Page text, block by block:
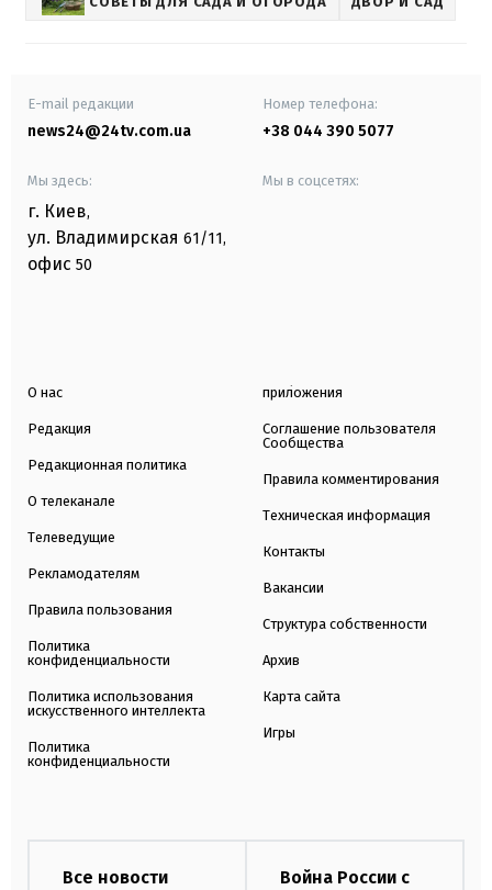
E-mail редакции
news24@24tv.com.ua
Номер телефона:
+38 044 390 5077
Мы здесь:
г. Киев,
ул. Владимирская 61/11,
офис 50
Мы в соцсетях:
О нас
Редакция
Редакционная политика
О телеканале
Телеведущие
Рекламодателям
Правила пользования
Политика
конфиденциальности
Политика использования
искусственного интеллекта
Политика
конфиденциальности
приложения
Соглашение пользователя
Сообщества
Правила комментирования
Техническая информация
Контакты
Вакансии
Структура собственности
Архив
Карта сайта
Игры
Все новости
Война России с